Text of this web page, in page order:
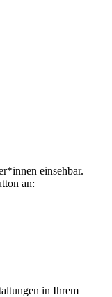
einsehbar.
an:
in Ihrem